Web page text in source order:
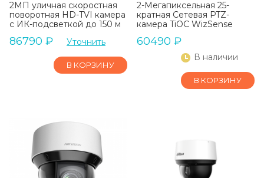
2МП уличная скоростная
поворотная HD-TVI камера
с ИК-подсветкой до 150 м
86790 ₽ Уточнить
В КОРЗИНУ
2-Мегапиксельная 25-
кратная Сетевая PTZ-
камера TiOC WizSense
60490 ₽
В наличии
В КОРЗИНУ